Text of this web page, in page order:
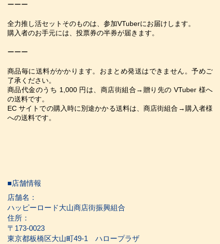
ーーー
全力推し活セットそのものは、参加VTuberにお届けします。
購入者のお手元には、投票券の半券が届きます。
ーーー
商品毎に送料がかかります。おまとめ発送はできません。予めご
了承ください。
商品代金のうち 1,000 円は、商店街組合→贈り先の VTuber 様へ
の送料です。
EC サイトでの購入時に別途かかる送料は、商店街組合→購入者様
への送料です。
■店舗情報
店舗名：
ハッピーロード大山商店街振興組合
住所：
〒173-0023
東京都板橋区大山町49-1 ハロープラザ